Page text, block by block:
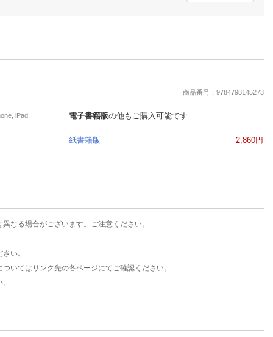
推し楽商品番号：9784798145273
iPad,
電子書籍版の他もご購入可能です
紙書籍版 2,860円
なる場合がございます。ご注意ください。
い。
いてはリンク先の各ページにてご確認ください。